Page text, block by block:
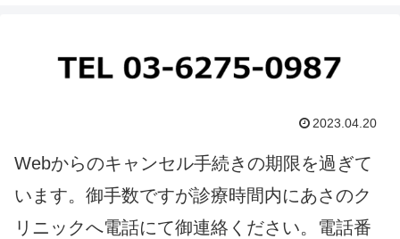
2023.04.20
Webからのキャンセル手続きの期限を過ぎて
います。御手数ですが診療時間内にあさのク
リニックへ電話にて御連絡ください。電話番